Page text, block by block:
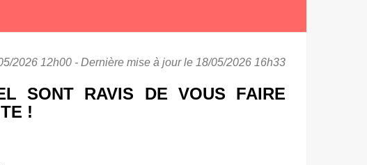
2026 12h00 - Dernière mise à jour le 18/05/2026 16h33
SONT RAVIS DE VOUS FAIRE
!